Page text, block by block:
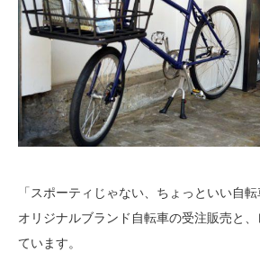
「スポーティじゃない、ちょっといい自
オリジナルブランド自転車の受注販売と
ています。